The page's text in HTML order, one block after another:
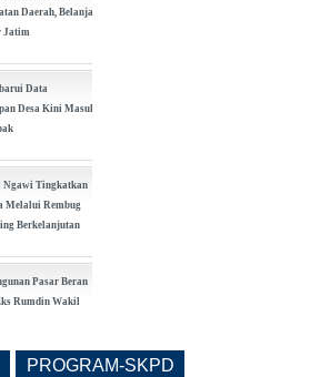
Daerah, Belanja
Jatim
Data
Desa Kini Masuk
Ngawi Tingkatkan
Melalui Rembug
Berkelanjutan
Pasar Beran
Rumdin Wakil
PROGRAM-SKPD